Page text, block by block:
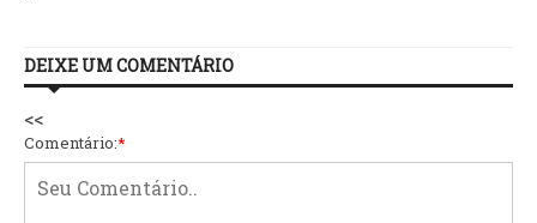
DEIXE UM COMENTÁRIO
<<
Comentário:*